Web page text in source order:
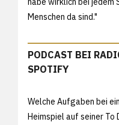
Menschen da sind."
PODCAST BEI
SPOTIFY
Welche Aufgaben bei
Heimspiel auf seiner